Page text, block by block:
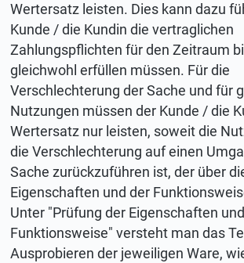
Wertersatz leisten. Dies kann dazu
Kunde / die Kundin die vertraglichen
Zahlungspflichten für den Zeitraum
gleichwohl erfüllen müssen. Für die
Verschlechterung der Sache und für
Nutzungen müssen der Kunde / die
Wertersatz nur leisten, soweit die
die Verschlechterung auf einen
Sache zurückzuführen ist, der über
Eigenschaften und der
Unter "Prüfung der Eigenschaften und
Funktionsweise" versteht man das
Ausprobieren der jeweiligen Ware,